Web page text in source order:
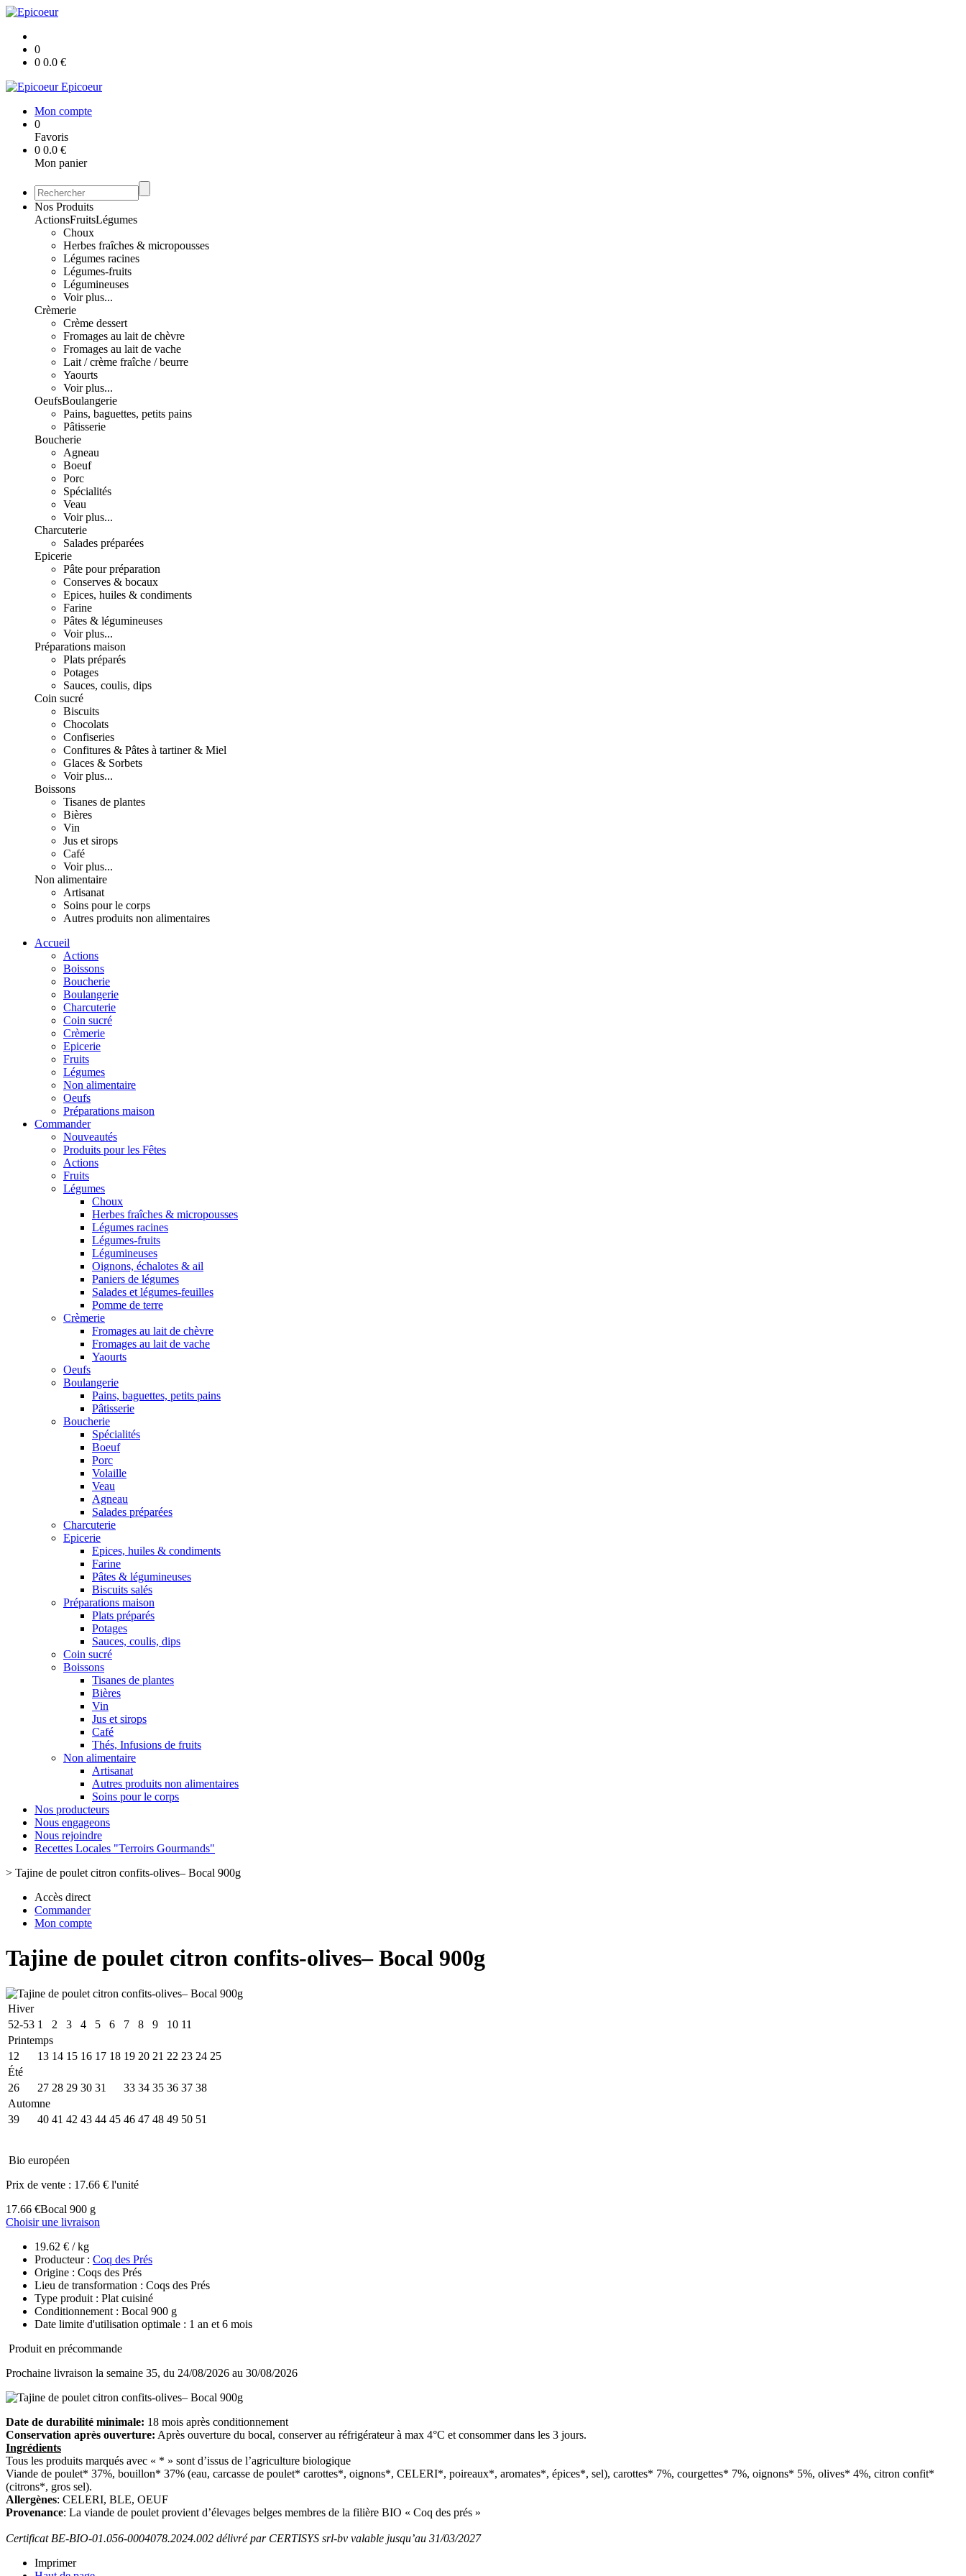
0
0 0.0 €
Epicoeur
Mon compte
0
Favoris
0 0.0 €
Mon panier
Nos Produits
ActionsFruitsLégumes
Choux
Herbes fraîches & micropousses
Légumes racines
Légumes-fruits
Légumineuses
Voir plus...
Crèmerie
Crème dessert
Fromages au lait de chèvre
Fromages au lait de vache
Lait / crème fraîche / beurre
Yaourts
Voir plus...
OeufsBoulangerie
Pains, baguettes, petits pains
Pâtisserie
Boucherie
Agneau
Boeuf
Porc
Spécialités
Veau
Voir plus...
Charcuterie
Salades préparées
Epicerie
Pâte pour préparation
Conserves & bocaux
Epices, huiles & condiments
Farine
Pâtes & légumineuses
Voir plus...
Préparations maison
Plats préparés
Potages
Sauces, coulis, dips
Coin sucré
Biscuits
Chocolats
Confiseries
Confitures & Pâtes à tartiner & Miel
Glaces & Sorbets
Voir plus...
Boissons
Tisanes de plantes
Bières
Vin
Jus et sirops
Café
Voir plus...
Non alimentaire
Artisanat
Soins pour le corps
Autres produits non alimentaires
Accueil
Actions
Boissons
Boucherie
Boulangerie
Charcuterie
Coin sucré
Crèmerie
Epicerie
Fruits
Légumes
Non alimentaire
Oeufs
Préparations maison
Commander
Nouveautés
Produits pour les Fêtes
Actions
Fruits
Légumes
Choux
Herbes fraîches & micropousses
Légumes racines
Légumes-fruits
Légumineuses
Oignons, échalotes & ail
Paniers de légumes
Salades et légumes-feuilles
Pomme de terre
Crèmerie
Fromages au lait de chèvre
Fromages au lait de vache
Yaourts
Oeufs
Boulangerie
Pains, baguettes, petits pains
Pâtisserie
Boucherie
Spécialités
Boeuf
Porc
Volaille
Veau
Agneau
Salades préparées
Charcuterie
Epicerie
Epices, huiles & condiments
Farine
Pâtes & légumineuses
Biscuits salés
Préparations maison
Plats préparés
Potages
Sauces, coulis, dips
Coin sucré
Boissons
Tisanes de plantes
Bières
Vin
Jus et sirops
Café
Thés, Infusions de fruits
Non alimentaire
Artisanat
Autres produits non alimentaires
Soins pour le corps
Nos producteurs
Nous engageons
Nous rejoindre
Recettes Locales "Terroirs Gourmands"
> Tajine de poulet citron confits-olives– Bocal 900g
Accès direct
Commander
Mon compte
Tajine de poulet citron confits-olives– Bocal 900g
Hiver
52-53 1 2 3 4 5 6 7 8 9 10 11
Printemps
12
13 14 15 16 17 18 19 20 21 22 23 24 25
Été
26
27 28 29 30 31 33 34 35 36 37 38
Automne
39
40 41 42 43 44 45 46 47 48 49 50 51
Bio européen
Prix de vente : 17.66 € l'unité
17.66 €Bocal 900 g
Choisir une livraison
19.62 € / kg
Producteur : Coq des Prés
Origine : Coqs des Prés
Lieu de transformation : Coqs des Prés
Type produit : Plat cuisiné
Conditionnement : Bocal 900 g
Date limite d'utilisation optimale : 1 an et 6 mois
Produit en précommande
Prochaine livraison la semaine 35, du 24/08/2026 au 30/08/2026
Date de durabilité minimale: 18 mois après conditionnement
Conservation après ouverture: Après ouverture du bocal, conserver au réfrigérateur à max 4°C et consommer dans les 3 jours.
Ingrédients
Tous les produits marqués avec « * » sont d’issus de l’agriculture biologique
Viande de poulet* 37%, bouillon* 37% (eau, carcasse de poulet* carottes*, oignons*, CELERI*, poireaux*, aromates*, épices*, sel), carottes* 7%, courgettes* 7%, oignons* 5%, olives* 4%, citron confit*
(citrons*, gros sel).
Allergènes: CELERI, BLE, OEUF
Provenance: La viande de poulet provient d’élevages belges membres de la filière BIO « Coq des prés »
Certificat BE-BIO-01.056-0004078.2024.002 délivré par CERTISYS srl-bv valable jusqu’au 31/03/2027
Imprimer